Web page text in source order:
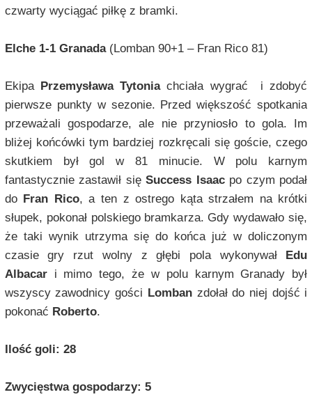
czwarty wyciągać piłkę z bramki.
Elche 1-1 Granada (Lomban 90+1 – Fran Rico 81)
Ekipa Przemysława Tytoniachciała wygrać i zdobyć
pierwsze punkty w sezonie. Przed większość spotkania
przeważali gospodarze, ale nie przyniosło to gola. Im
bliżej końcówki tym bardziej rozkręcali się goście, czego
skutkiem był gol w 81 minucie. W polu karnym
fantastycznie zastawił sięSuccess Isaacpo czym podał
do Fran Rico, a ten z ostrego kąta strzałem na krótki
słupek, pokonał polskiego bramkarza. Gdy wydawało się,
że taki wynik utrzyma się do końca już w doliczonym
czasie gry rzut wolny z głębi pola wykonywał
Edu
Albacari mimo tego, że w polu karnym Granady był
wszyscy zawodnicy gości Lomban zdołał do niej dojść i
pokonać Roberto.
Ilość goli: 28
Zwycięstwa gospodarzy: 5